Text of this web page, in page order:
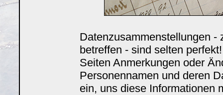
Datenzusammenstellungen -
betreffen - sind selten
Seiten Anmerkungen oder
Personennamen und deren
ein, uns diese Informationen